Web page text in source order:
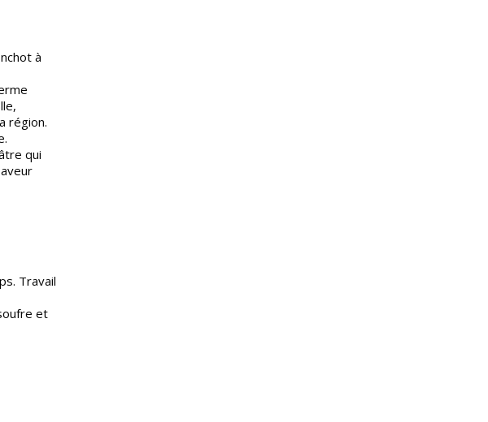
à
région.
qui
Travail
et